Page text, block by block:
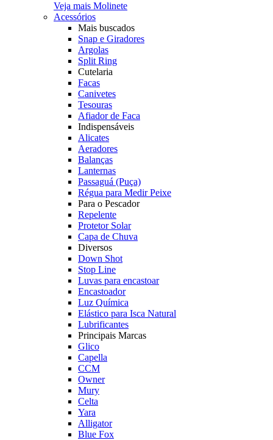
Veja mais Molinete
Acessórios
Mais buscados
Snap e Giradores
Argolas
Split Ring
Cutelaria
Facas
Canivetes
Tesouras
Afiador de Faca
Indispensáveis
Alicates
Aeradores
Balanças
Lanternas
Passaguá (Puça)
Régua para Medir Peixe
Para o Pescador
Repelente
Protetor Solar
Capa de Chuva
Diversos
Down Shot
Stop Line
Luvas para encastoar
Encastoador
Luz Química
Elástico para Isca Natural
Lubrificantes
Principais Marcas
Glico
Capella
CCM
Owner
Mury
Celta
Yara
Alligator
Blue Fox